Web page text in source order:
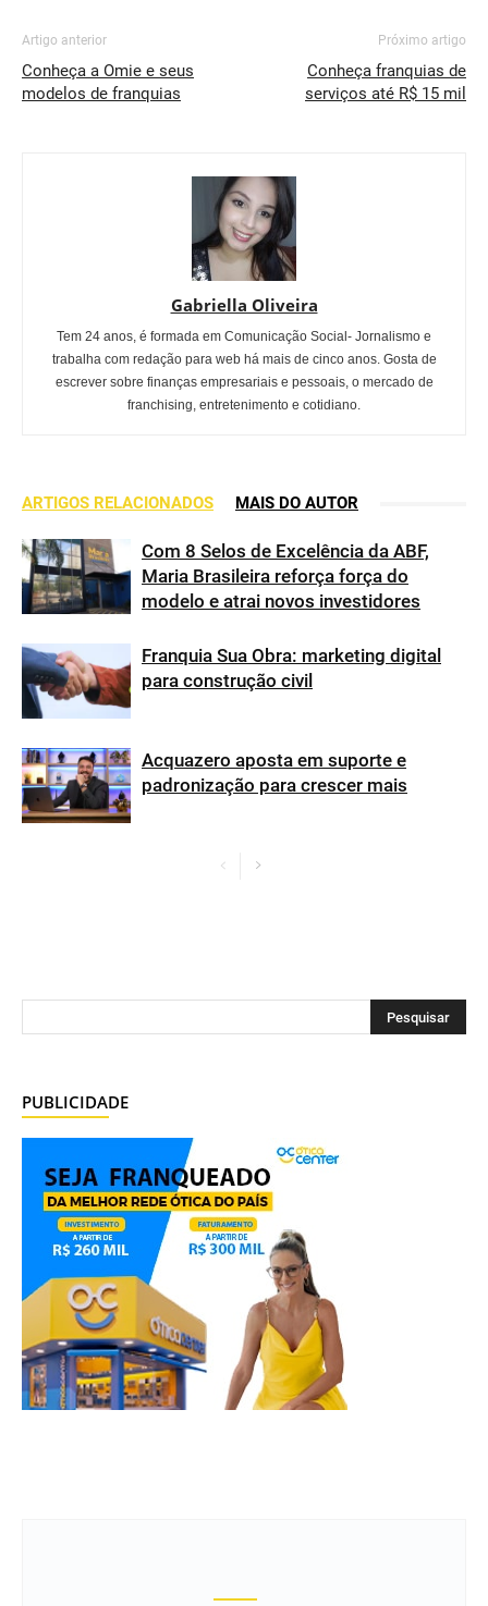
Artigo anterior
Conheça a Omie e seus
modelos de franquias
Próximo artigo
Conheça franquias de
serviços até R$ 15 mil
Gabriella Oliveira
Tem 24 anos, é formada em Comunicação Social- Jornalismo e
trabalha com redação para web há mais de cinco anos. Gosta de
escrever sobre finanças empresariais e pessoais, o mercado de
franchising, entretenimento e cotidiano.
ARTIGOS RELACIONADOS MAIS DO AUTOR
Com 8 Selos de Excelência da ABF,
Maria Brasileira reforça força do
modelo e atrai novos investidores
Franquia Sua Obra: marketing digital
para construção civil
Acquazero aposta em suporte e
padronização para crescer mais
PUBLICIDADE